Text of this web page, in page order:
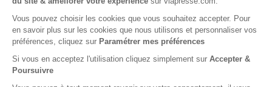
79,00 €
Ajouter au panier
37,40 €
Ajouter au panier